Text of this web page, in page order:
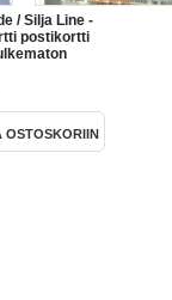
/ Silja Line -
postikortti
OSTOSKORIIN